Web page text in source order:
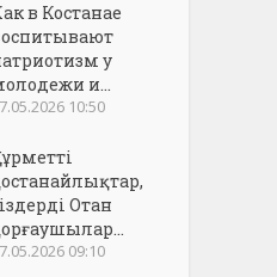
в Костанае
у
и...
10:50
Отан
09:10